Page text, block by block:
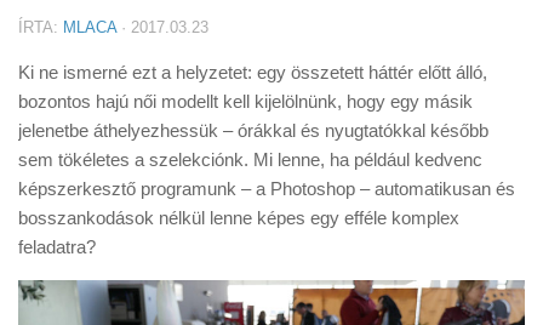
Tudástár
Tanácsok
Érdekességek
Helyszíni Riport
ÍRTA: MLACA· 2017.03.23
Ki ne ismerné ezt a helyzetet: egy összetett háttér előtt álló,
bozontos hajú női modellt kell kijelölnünk, hogy egy másik
jelenetbe áthelyezhessük – órákkal és nyugtatókkal később
sem tökéletes a szelekciónk. Mi lenne, ha például kedvenc
képszerkesztő programunk – a Photoshop – automatikusan és
bosszankodások nélkül lenne képes egy efféle komplex
feladatra?